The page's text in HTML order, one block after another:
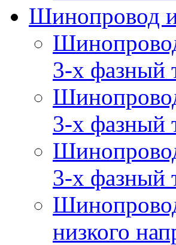
Шинопровод
3-х фазный
3-х фазный
3-х фазный
низкого